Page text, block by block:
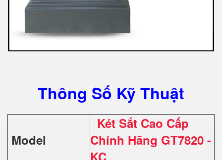
Thông Số Kỹ Thuật
Model
Két Sắt Cao Cấp
Chính Hãng GT7820 -
KC